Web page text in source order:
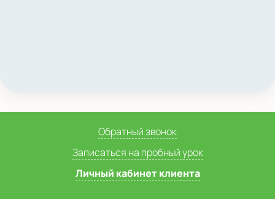
Обратный звонок
Записаться на пробный урок
Личный кабинет клиента